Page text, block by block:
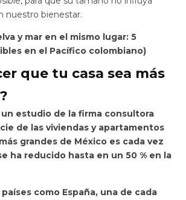
nuestro bienestar.
y mar en el mismo lugar: 5
en el Pacífico colombiano)
que tu casa sea más
estudio de la firma consultora
de las viviendas y apartamentos
grandes de México es cada vez
ha reducido hasta en un 50 % en la
como España, una de cada